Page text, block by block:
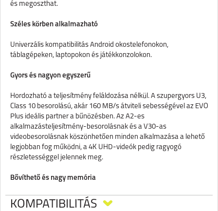
és megoszthat.
Széles körben alkalmazható
Univerzális kompatibilitás Android okostelefonokon,
táblagépeken, laptopokon és játékkonzolokon.
Gyors és nagyon egyszerű
Hordozható a teljesítmény feláldozása nélkül. A szupergyors U3,
Class 10 besorolású, akár 160 MB/s átviteli sebességével az EVO
Plus ideális partner a bűnözésben. Az A2-es
alkalmazásteljesítmény-besorolásnak és a V30-as
videobesorolásnak köszönhetően minden alkalmazása a lehető
legjobban fog működni, a 4K UHD-videók pedig ragyogó
részletességgel jelennek meg.
Bővíthető és nagy memória
Használja végtelenül telefonját. Válassza ki az ideális tárhelyet, 64
GB-tól 512 GB-ig vagy akár 1 TB-ig. Annyi különböző kapacitással
KOMPATIBILITÁS